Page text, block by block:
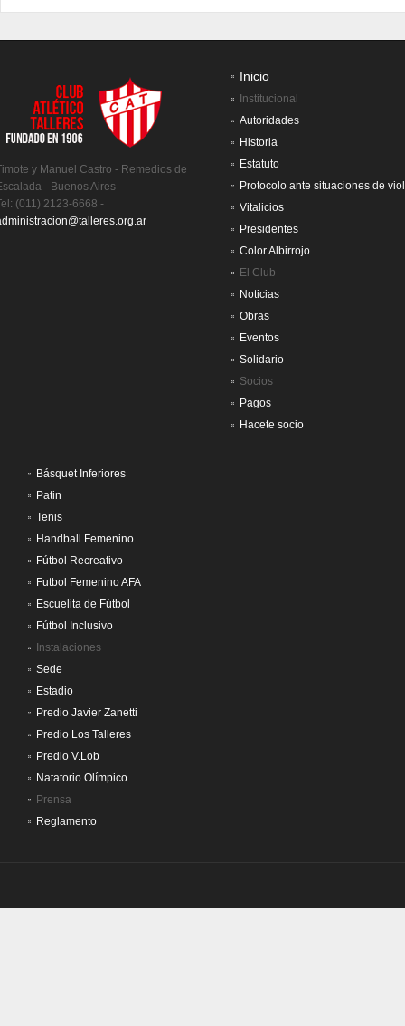
y Manuel Castro - Remedios de
- Buenos Aires
(011) 2123-6668 -
Inicio
Institucional
Autoridades
Historia
Estatuto
Protocolo ante situaciones de
Vitalicios
Presidentes
Color Albirrojo
El Club
Noticias
Obras
Eventos
Solidario
Socios
Pagos
Hacete socio
Básquet Inferiores
Patin
Tenis
Handball Femenino
Fútbol Recreativo
Futbol Femenino AFA
Escuelita de Fútbol
Fútbol Inclusivo
Instalaciones
Sede
Estadio
Predio Javier Zanetti
Predio Los Talleres
Predio V.Lob
Natatorio Olímpico
Prensa
Reglamento